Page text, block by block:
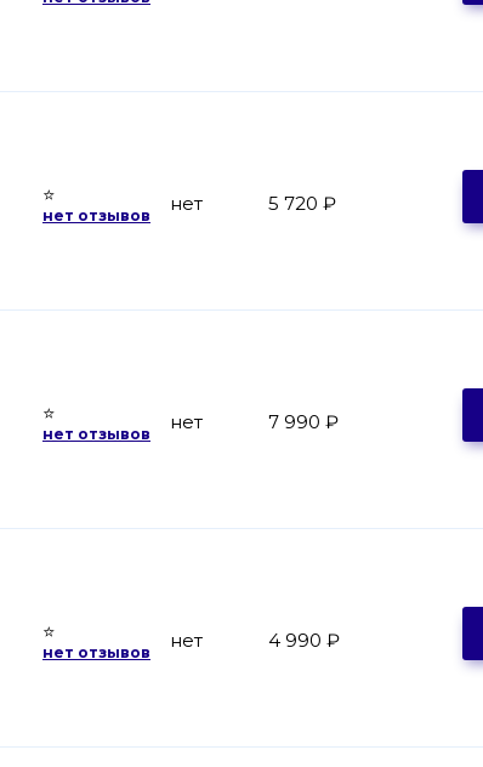
⭐
нет отзывов
нет 5 720 ₽
⭐
нет отзывов
нет 7 990 ₽
⭐
нет отзывов
нет 4 990 ₽